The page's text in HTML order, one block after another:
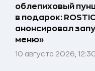
облепиховый
в подарок:
анонсировал
меню»
10 августа 2026,